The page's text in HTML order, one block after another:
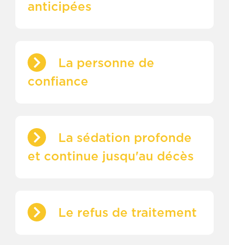
anticipées
La personne de
confiance
La sédation profonde
et continue jusqu'au décès
Le refus de traitement